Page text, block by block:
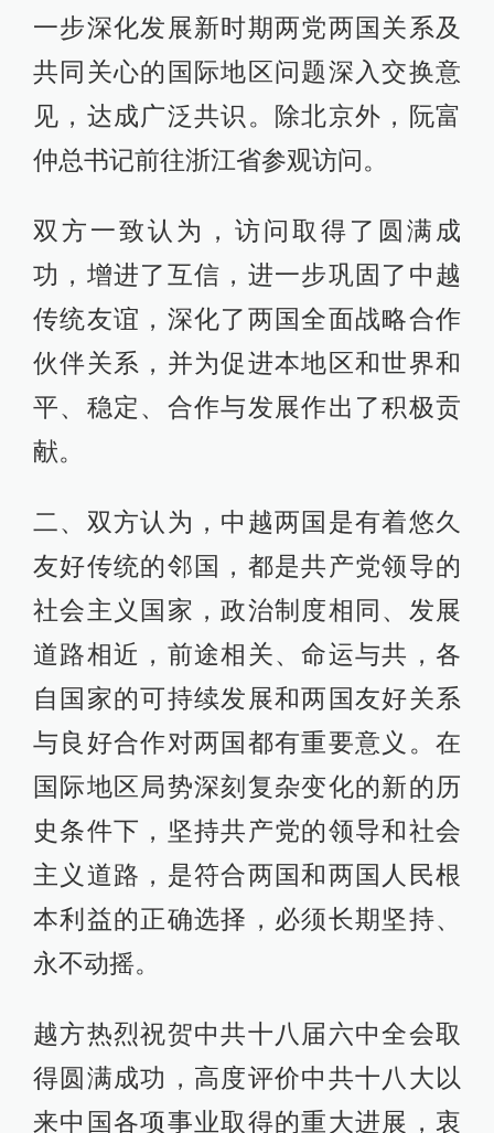
一步深化发展新时期两党两国关系及
共同关心的国际地区问题深入交换意
见，达成广泛共识。除北京外，阮富
仲总书记前往浙江省参观访问。
双方一致认为，访问取得了圆满成
功，增进了互信，进一步巩固了中越
传统友谊，深化了两国全面战略合作
伙伴关系，并为促进本地区和世界和
平、稳定、合作与发展作出了积极贡
献。
二、双方认为，中越两国是有着悠久
友好传统的邻国，都是共产党领导的
社会主义国家，政治制度相同、发展
道路相近，前途相关、命运与共，各
自国家的可持续发展和两国友好关系
与良好合作对两国都有重要意义。在
国际地区局势深刻复杂变化的新的历
史条件下，坚持共产党的领导和社会
主义道路，是符合两国和两国人民根
本利益的正确选择，必须长期坚持、
永不动摇。
越方热烈祝贺中共十八届六中全会取
得圆满成功，高度评价中共十八大以
来中国各项事业取得的重大进展，衷